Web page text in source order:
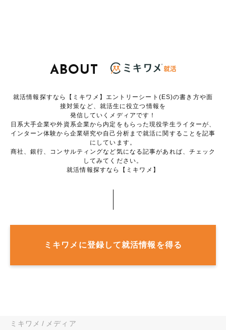
ABOUT
就活情報探すなら【ミキワメ】エントリーシート(ES)の書き方や面
接対策など、就活生に役立つ情報を
発信していくメディアです！
日系大手企業や外資系企業から内定をもらった現役学生ライターが、
インターン体験から企業研究や自己分析まで就活に関することを記事
にしています。
商社、銀行、コンサルティングなど気になる記事があれば、チェック
してみてください。
就活情報探すなら【ミキワメ】
ミキワメに登録して就活情報を得る
ミキワメ メディア